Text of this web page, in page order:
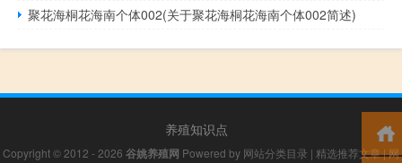
聚花海桐花海南个体002(关于聚花海桐花海南个体002简述)
养殖知识点
Copyright © 2012 - 2026 谷姚养殖网 Powered by 网站分类目录 | 精选推荐文章|网